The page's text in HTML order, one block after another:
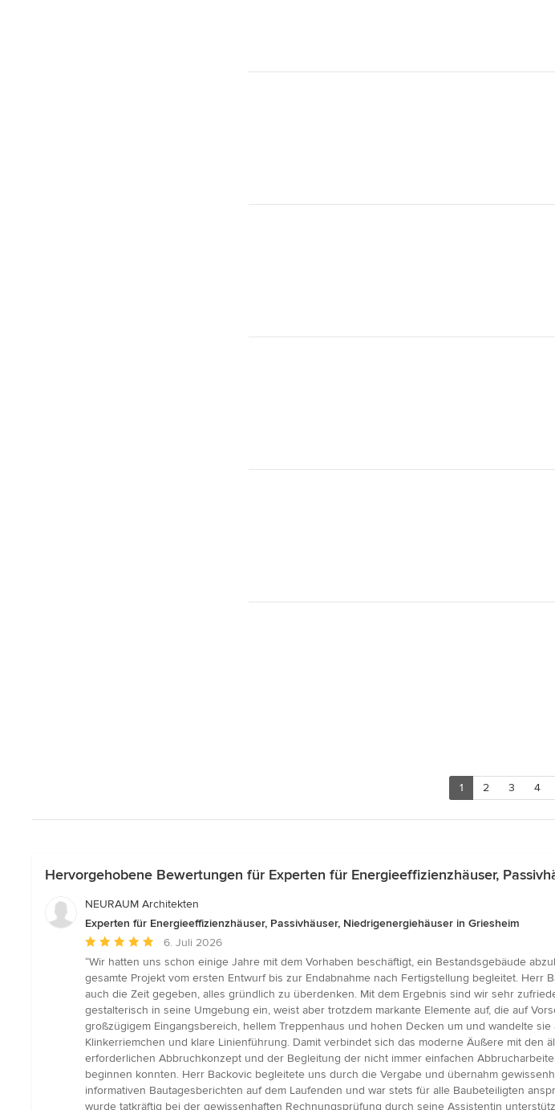
1 2 3 4
Hervorgehobene Bewertungen für Experten für Energieeffizienzhäuser,
NEURAUM Architekten
Experten für Energieeffizienzhäuser, Passivhäuser, Niedrigenergiehäuser in Griesheim
Durchschnittliche
Bewertung:
5
von
5
Sternen
6. Juli 2026
“Wir hatten uns schon einige Jahre mit dem Vorhaben beschäftigt, ein Bestandsgebäude
gesamte Projekt vom ersten Entwurf bis zur Endabnahme nach Fertigstellung begleitet.
auch die Zeit gegeben, alles gründlich zu überdenken. Mit dem Ergebnis sind wir sehr
gestalterisch in seine Umgebung ein, weist aber trotzdem markante Elemente auf, die auf
großzügigem Eingangsbereich, hellem Treppenhaus und hohen Decken um und wandelte
Klinkerriemchen und klare Linienführung. Damit verbindet sich das moderne Äußere mit
erforderlichen Abbruchkonzept und der Begleitung der nicht immer einfachen
beginnen konnten. Herr Backovic begleitete uns durch die Vergabe und übernahm
informativen Bautagesberichten auf dem Laufenden und war stets für alle Baubeteiligten
wurde tatkräftig bei der gewissenhaften Rechnungsprüfung durch seine Assistentin